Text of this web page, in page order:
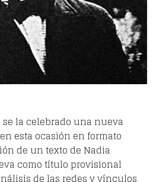
la celebrado una nueva
esta ocasión en formato
de un texto de Nadia
como título provisional